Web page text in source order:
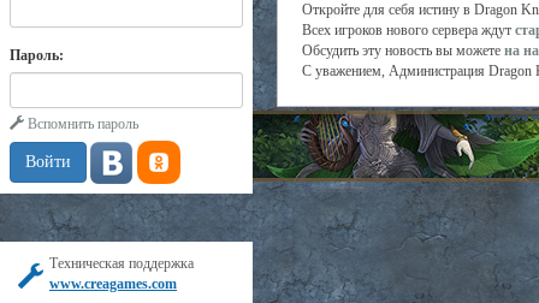
Пароль:
Вспомнить пароль
Техническая поддержка
www.creagames.com
Откройте для себя истину в Dragon
Всех игроков нового сервера ждут
Обсудить эту новость вы можете на
С уважением, Администрация Dragon